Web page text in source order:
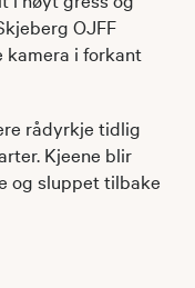
OJFF
kamera i forkant
rådyrkje tidlig
Kjeene blir
og sluppet tilbake